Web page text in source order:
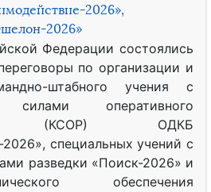
2026»,
2026»
Федерации состоялись
по организации и
штабного учения с
силами оперативного
(КСОР) ОДКБ
специальных учений с
разведки «Поиск-2026» и
обеспечения